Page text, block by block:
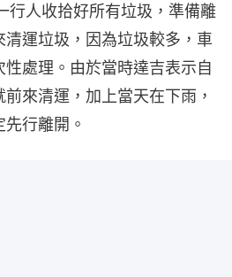
行人收拾好所有垃圾，準備離
清運垃圾，因為垃圾較多，車
處理。由於當時達吉表示自
來清運，加上當天在下雨，
行離開。